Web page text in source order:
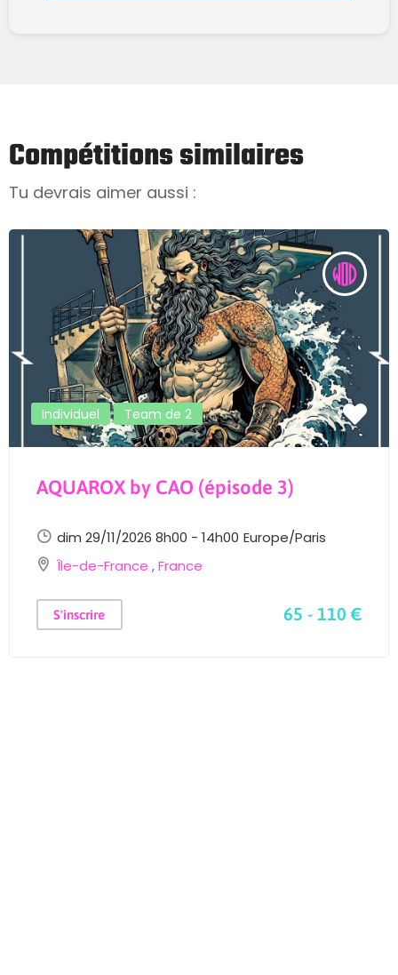
Compétitions similaires
Tu devrais aimer aussi :
Individuel Team de 2
AQUAROX by CAO (épisode 3)
dim 29/11/2026 8h00 - 14h00 Europe/Paris
Île-de-France ,France
S'inscrire 65 - 110 €